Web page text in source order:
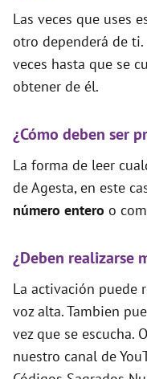
Las veces que uses
otro dependerá de ti.
veces hasta que se
obtener de él.
¿Cómo deben ser
La forma de leer
de Agesta, en este
número entero o
¿Deben realizarse
La activación puede
voz alta. Tambien
vez que se escucha.
nuestro canal de